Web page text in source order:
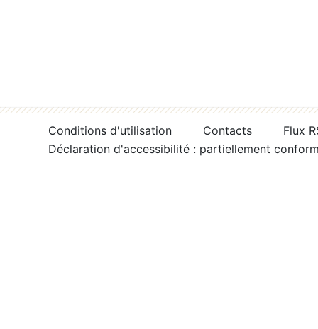
Conditions d'utilisation Contacts
Flux
Déclaration d'accessibilité : partiellement